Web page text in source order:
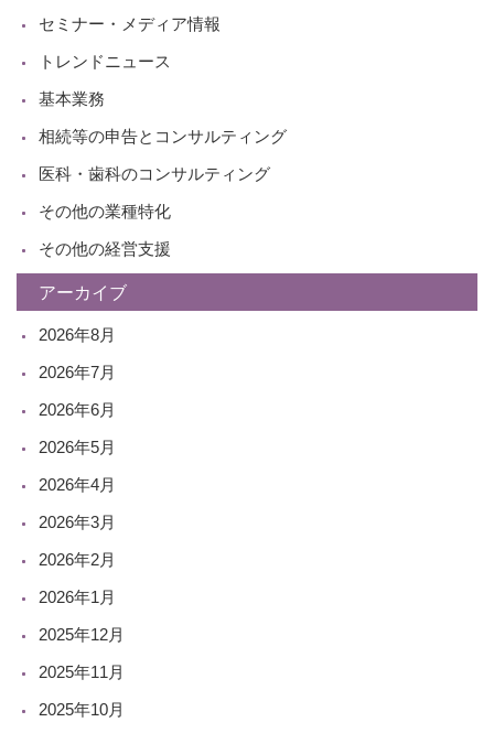
セミナー・メディア情報
トレンドニュース
基本業務
相続等の申告とコンサルティング
医科・歯科のコンサルティング
その他の業種特化
その他の経営支援
アーカイブ
2026年8月
2026年7月
2026年6月
2026年5月
2026年4月
2026年3月
2026年2月
2026年1月
2025年12月
2025年11月
2025年10月